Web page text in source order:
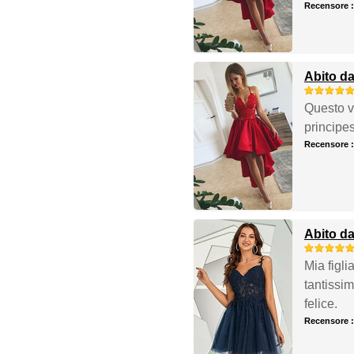
Recensore
Abito
Questo
Recensore
Abito
Mia
felice.
Recensore